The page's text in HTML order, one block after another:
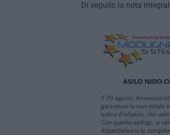
Di seguito la nota